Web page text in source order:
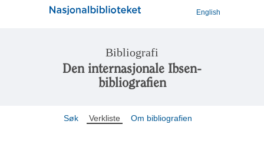
English
Bibliografi
Den internasjonale Ibsen-
bibliografien
Søk Verkliste Om bibliografien